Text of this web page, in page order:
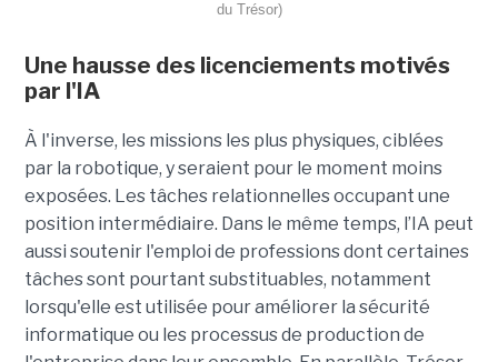
du Trésor)
Une hausse des licenciements motivés
par l'IA
À l'inverse, les missions les plus physiques, ciblées
par la robotique, y seraient pour le moment moins
exposées. Les tâches relationnelles occupant une
position intermédiaire. Dans le même temps, l’IA peut
aussi soutenir l'emploi de professions dont certaines
tâches sont pourtant substituables, notamment
lorsqu'elle est utilisée pour améliorer la sécurité
informatique ou les processus de production de